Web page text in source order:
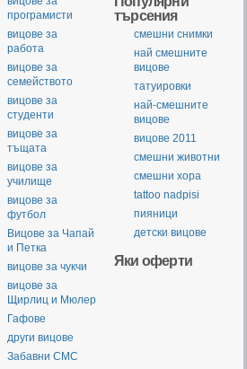
търсения
смешни снимки
най смешните
вицове
татуировки
най-смешните
вицове
вицове 2011
смешни животни
смешни хора
tattoo nadpisi
пияници
детски вицове
Яки оферти
програмисти
вицове за
работа
вицове за
семейството
вицове за
студенти
вицове за
тъщата
вицове за
училище
вицове за
футбол
Вицове за Чапай
и Петка
вицове за чукчи
вицове за
Щирлиц и Мюлер
Гафове
други вицове
Забавни СМС